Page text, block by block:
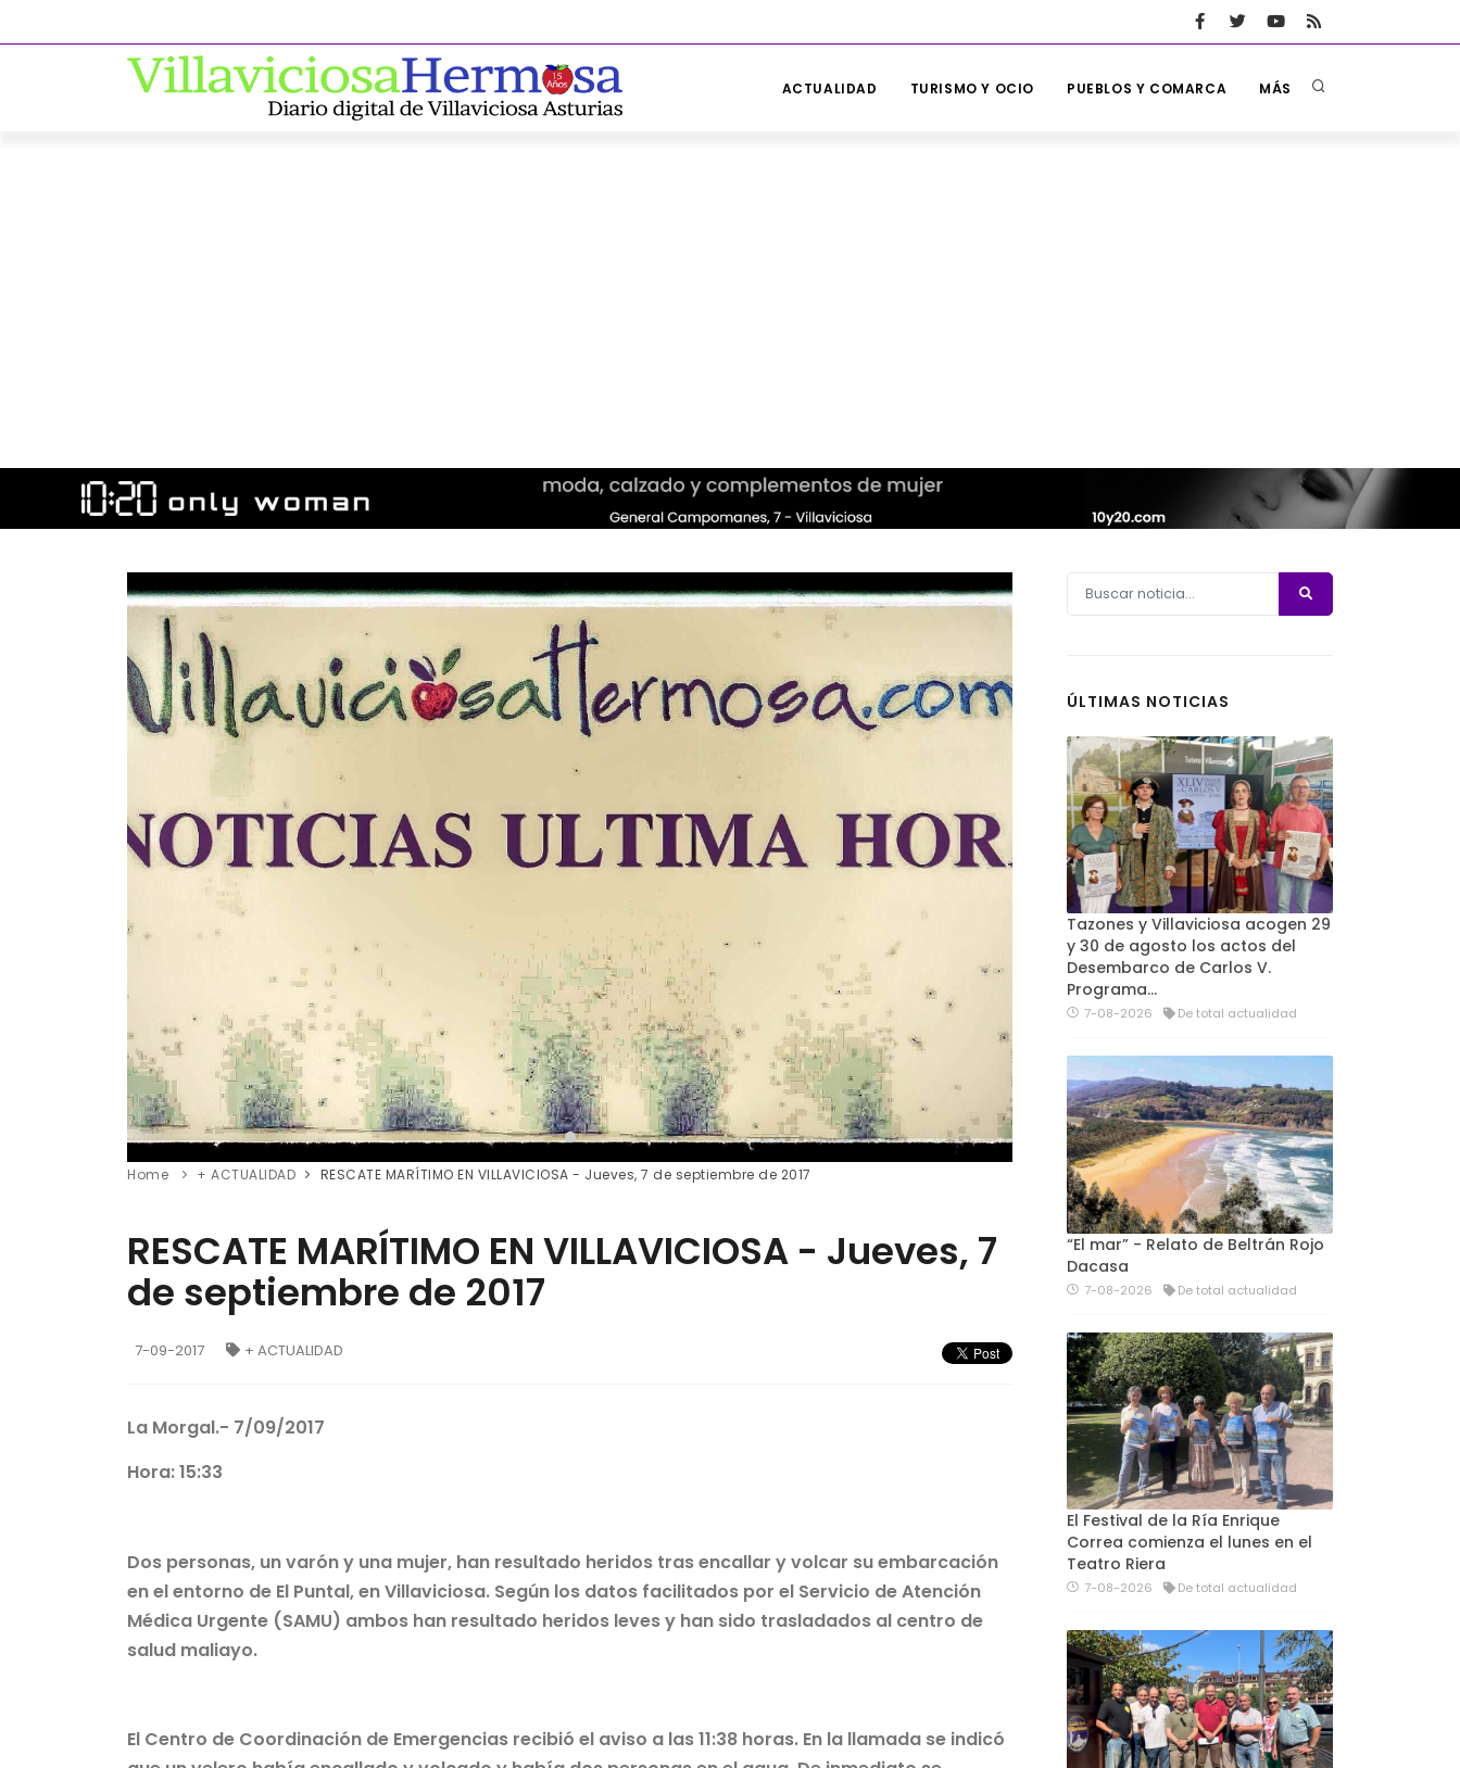
ACTUALIDAD TURISMO Y OCIO PUEBLOS Y COMARCA MÁS
Home + ACTUALIDAD RESCATE MARÍTIMO EN VILLAVICIOSA - Jueves, 7 de septiembre de 2017
RESCATE MARÍTIMO EN VILLAVICIOSA - Jueves, 7
de septiembre de 2017
7-09-2017 + ACTUALIDAD
La Morgal.- 7/09/2017
Hora: 15:33
Dos personas, un varón y una mujer, han resultado heridos tras encallar y volcar su embarcación
en el entorno de El Puntal, en Villaviciosa. Según los datos facilitados por el Servicio de Atención
Médica Urgente (SAMU) ambos han resultado heridos leves y han sido trasladados al centro de
salud maliayo.
El Centro de Coordinación de Emergencias recibió el aviso a las 11:38 horas. En la llamada se indicó
ÚLTIMAS NOTICIAS
Tazones y Villaviciosa acogen 29
y 30 de agosto los actos del
Desembarco de Carlos V.
Programa…
7-08-2026 De total actualidad
“El mar” - Relato de Beltrán Rojo
Dacasa
7-08-2026 De total actualidad
El Festival de la Ría Enrique
Correa comienza el lunes en el
Teatro Riera
7-08-2026 De total actualidad